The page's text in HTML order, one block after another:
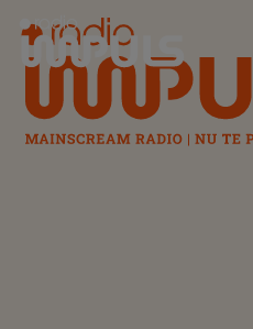
Radio Impuls